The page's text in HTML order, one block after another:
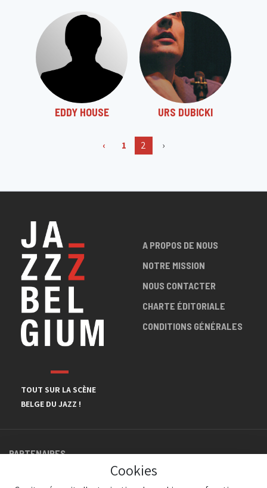
EDDY HOUSE URS DUBICKI
‹ 1 2 ›
TOUT SUR LA SCÈNE
BELGE DU JAZZ !
A PROPOS DE NOUS
NOTRE MISSION
NOUS CONTACTER
CHARTE ÉDITORIALE
CONDITIONS GÉNÉRALES
PARTENAIRES
Cookies